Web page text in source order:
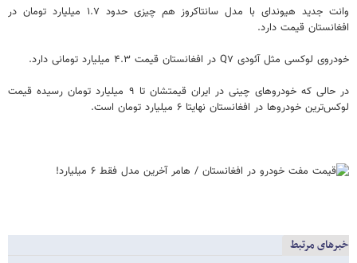
وانت جدید هیوندای با مدل سانتاکروز هم چیزی حدود ۱.۷ میلیارد تومان در
افغانستان قیمت دارد.
خودروی لوکسی مثل آئودی Q۷ در افغانستان قیمت ۴.۳ میلیارد تومانی دارد.
در حالی که خودروهای چینی در ایران قیمتشان تا ۹ میلیارد تومان رسیده قیمت
لوکس‌ترین خودروها در افغانستان نهایتا ۶ میلیارد تومان است.
خبرهای مرتبط